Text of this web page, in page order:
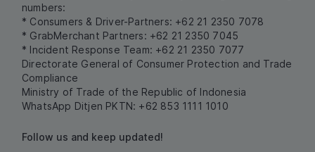
numbers:
* Consumers & Driver-Partners: +62 21 2350 7078
* GrabMerchant Partners: +62 21 2350 7045
* Incident Response Team: +62 21 2350 7077
Directorate General of Consumer Protection and Trade
Compliance
Ministry of Trade of the Republic of Indonesia
WhatsApp Ditjen PKTN: +62 853 1111 1010
Follow us and keep updated!